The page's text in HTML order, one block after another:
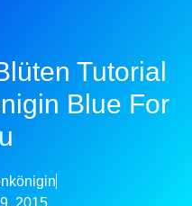
Tutorial
Blue For
2015